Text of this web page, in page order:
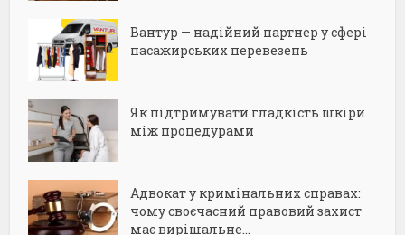
Вантур — надійний партнер у сфері
пасажирських перевезень
Як підтримувати гладкість шкіри
між процедурами
Адвокат у кримінальних справах:
чому своєчасний правовий захист
має вирішальне...